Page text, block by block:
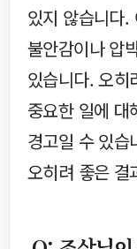
있지 않습니다.
불안감이나 압
있습니다. 오히
중요한 일에 대
경고일 수 있습
오히려 좋은 결